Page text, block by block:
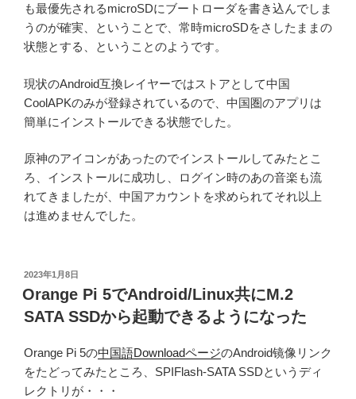
も最優先されるmicroSDにブートローダを書き込んでしま
うのが確実、ということで、常時microSDをさしたままの
状態とする、ということのようです。
現状のAndroid互換レイヤーではストアとして中国
CoolAPKのみが登録されているので、中国圏のアプリは
簡単にインストールできる状態でした。
原神のアイコンがあったのでインストールしてみたとこ
ろ、インストールに成功し、ログイン時のあの音楽も流
れてきましたが、中国アカウントを求められてそれ以上
は進めませんでした。
投
稿
日:
2023年1月8日
Orange Pi 5でAndroid/Linux共にM.2
SATA SSDから起動できるようになった
Orange Pi 5の中国語DownloadページのAndroid镜像リンク
をたどってみたところ、SPIFlash-SATA SSDというディ
レクトリが・・・